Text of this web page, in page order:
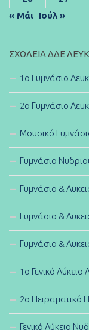
« Μάι Ιούλ »
ΣΧΟΛΕΊΑ ΔΔΕ
1ο Γυμνάσιο
2ο Γυμνάσιο
Μουσικό
Γυμνάσιο
Γυμνάσιο &
Γυμνάσιο &
Γυμνάσιο &
1ο Γενικό
2ο Πειραματικό
Γενικό Λύκειο